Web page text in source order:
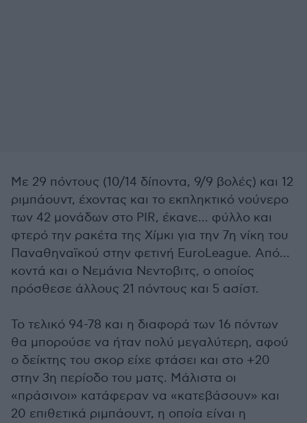
Με 29 πόντους (10/14 δίποντα, 9/9 βολές) και 12
ριμπάουντ, έχοντας και το εκπληκτικό νούνερο
των 42 μονάδων στο PIR, έκανε... φύλλο και
φτερό την ρακέτα της Χίμκι για την 7η νίκη του
Παναθηναϊκού στην φετινή EuroLeague. Από...
κοντά και ο Νεμάνια Νεντοβιτς, ο οποίος
πρόσθεσε άλλους 21 πόντους και 5 ασίστ.
Το τελικό 94-78 και η διαφορά των 16 πόντων
θα μπορούσε να ήταν πολύ μεγαλύτερη, αφού
ο δείκτης του σκορ είχε φτάσει και στο +20
στην 3η περίοδο του ματς. Μάλιστα οι
«πράσινοι» κατάφεραν να «κατεβάσουν» και
20 επιθετικά ριμπάουντ, η οποία είναι η